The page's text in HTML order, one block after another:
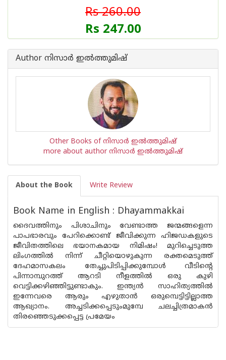
Rs 260.00
Rs 247.00
Author നിസാർ ഇൽത്തുമിഷ്
Other Books of നിസാർ ഇൽത്തുമിഷ്
more about author നിസാർ ഇൽത്തുമിഷ്
About the Book Write Review
Book Name in English : Dhayammakkai
ദൈവത്തിനും പിശാചിനും വേണ്ടാത്ത ജന്മങ്ങളെന്ന
പാപഭാരവും പേറിക്കൊണ്ട് ജീവിക്കുന്ന ഹിജഡകളുടെ
ജീവിതത്തിലെ ഭയാനകമായ നിമിഷം! മുറിച്ചെടുത്ത
ലിംഗത്തിൽ നിന്ന് ചീറ്റിയൊഴുകുന്ന രക്തമെടുത്ത്
ദേഹമാസകലം തേച്ചുപിടിപ്പിക്കുമ്പോൾ വീടിൻ്റെ
പിന്നാമ്പുറത്ത് ആറടി നീളത്തിൽ ഒരു കുഴി
വെട്ടിക്കഴിഞ്ഞിട്ടുണ്ടാകും. ഇന്ത്യൻ സാഹിത്യത്തിൽ
ഇന്നേവരെ ആരും എഴുതാൻ ഒരുമ്പെട്ടിട്ടില്ലാത്ത
ആഖ്യാനം. അച്ചടിക്കപ്പെടുംമുമ്പേ ചലച്ചിത്രമാകൻ
തിരഞ്ഞെടുക്കപ്പെട്ട പ്രമേയം